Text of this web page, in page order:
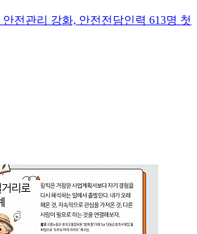
전관리 강화, 안전전담인력 613명 첫